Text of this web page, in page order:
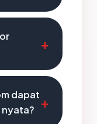
dapat